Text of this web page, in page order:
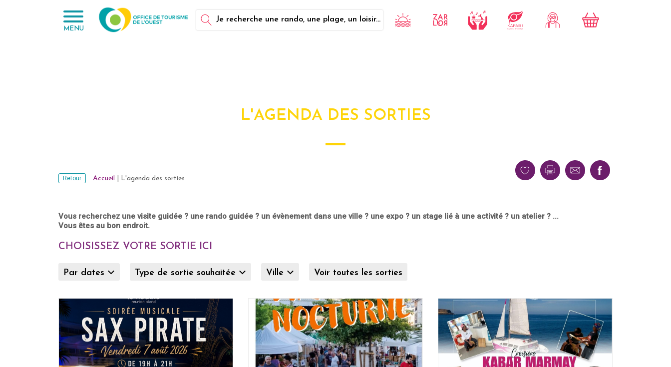
MENU
Je recherche une rando, une plage, un loisir...
L'AGENDA DES SORTIES
Retour Accueil L'agenda des sorties
Vous recherchez une visite guidée ? une rando guidée ? un évènement dans une ville ? une expo ? un stage lié à une activité ? un atelier ? ...
Vous êtes au bon endroit.
CHOISISSEZ VOTRE SORTIE ICI
Par dates Type de sortie souhaitée Ville Voir toutes les sorties